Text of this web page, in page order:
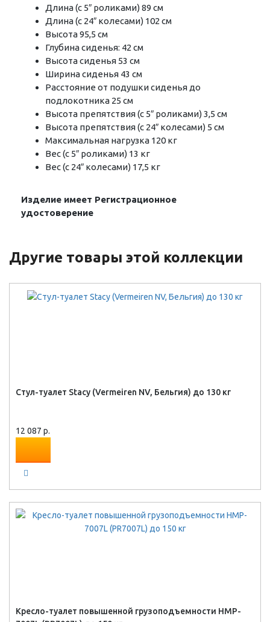
Длина (с 5″ роликами) 89 см
Длина (с 24″ колесами) 102 см
Высота 95,5 см
Глубина сиденья: 42 cм
Высота сиденья 53 см
Ширина сиденья 43 см
Расстояние от подушки сиденья до
подлокотника 25 см
Высота препятствия (с 5″ роликами) 3,5 см
Высота препятствия (с 24″ колесами) 5 см
Максимальная нагрузка 120 кг
Вес (с 5″ роликами) 13 кг
Вес (с 24″ колесами) 17,5 кг
Изделие имеет Регистрационное
удостоверение
Другие товары этой коллекции
Стул-туалет Stacy (Vermeiren NV, Бельгия) до 130 кг
12 087 р.
Кресло-туалет повышенной грузоподъемности HMP-